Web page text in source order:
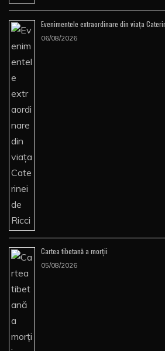
Evenimentele extraordinare din viața
06/08/2026
Cartea tibetană a morţii
05/08/2026